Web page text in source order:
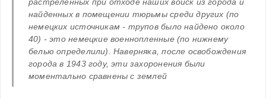
растреленных при отходе наших войск из города и
найденных в помещении тюрьмы среди других (по
немецких источникам - трупов было найдено около
40) - это немецкие военнопленные (по нижнему
белью определили). Наверняка, после освобождения
города в 1943 году, эти захоронения были
моментально сравнены с землей